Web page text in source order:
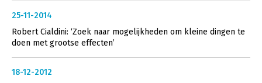
25-11-2014
Robert Cialdini: ‘Zoek naar mogelijkheden om kleine dingen te
doen met grootse effecten’
18-12-2012